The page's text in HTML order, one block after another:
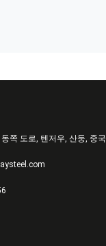
쪽 도로, 텐저우, 산둥, 중국